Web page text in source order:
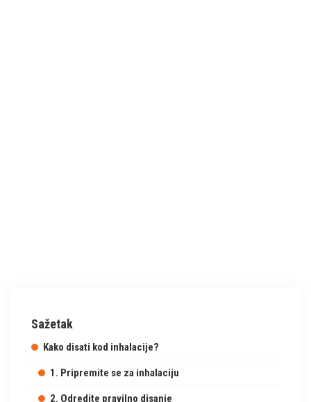
Sažetak
Kako disati kod inhalacije?
1. Pripremite se za inhalaciju
2. Odredite pravilno disanje